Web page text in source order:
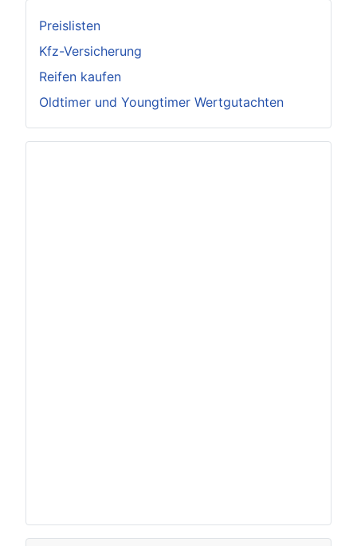
Preislisten
Kfz-Versicherung
Reifen kaufen
Oldtimer und Youngtimer Wertgutachten